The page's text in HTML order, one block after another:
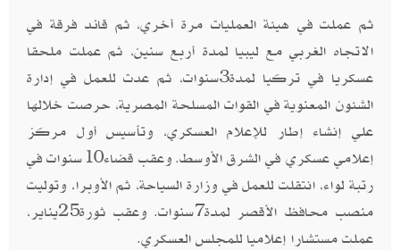
ثم عملت في هيئة العمليات مرة أخري، ثم قائد فرقة في
الاتجاه الغربي مع ليبيا لمدة أربع سنين، ثم عملت ملحقا
عسكريا في تركيا لمدة3سنوات، ثم عدت للعمل في إدارة
الشئون المعنوية في القوات المسلحة المصرية، حرصت خلالها
علي إنشاء إطار للإعلام العسكري، وتأسيس أول مركز
إعلامي عسكري في الشرق الأوسط. وعقب قضاء10سنوات في
رتبة لواء، انتقلت للعمل في وزارة السياحة، ثم الأوبرا، وتوليت
منصب محافظ الأقصر لمدة7سنوات. وعقب ثورة25يناير،
عملت مستشارا إعلاميا للمجلس العسكري.